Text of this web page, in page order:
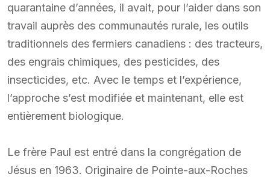
quarantaine d’années, il avait, pour l’aider dans son
travail auprès des communautés rurale, les outils
traditionnels des fermiers canadiens : des tracteurs,
des engrais chimiques, des pesticides, des
insecticides, etc. Avec le temps et l’expérience,
l’approche s’est modifiée et maintenant, elle est
entièrement biologique.
Le frère Paul est entré dans la congrégation de
Jésus en 1963. Originaire de Pointe-aux-Roches